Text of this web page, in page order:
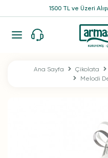
1500 TL ve Üzeri
Ana Sayfa Çikolata
Melodi